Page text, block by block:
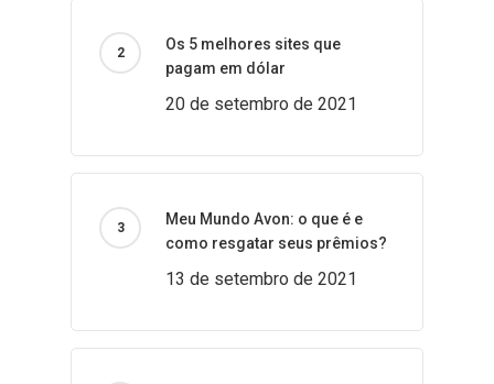
Os 5 melhores sites que
pagam em dólar
20 de setembro de 2021
Meu Mundo Avon: o que é e
como resgatar seus prêmios?
13 de setembro de 2021